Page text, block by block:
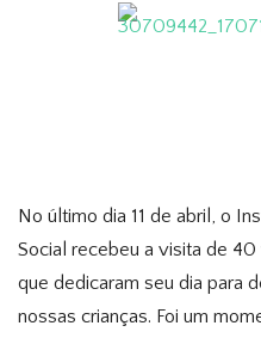
No último dia 11 de abril, o
Social recebeu a visita de
que dedicaram seu dia para
nossas crianças. Foi um